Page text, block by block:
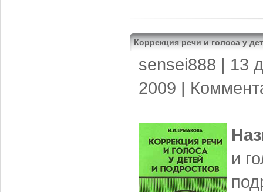
Коррекция речи и голоса у
sensei888 | 13
2009 |
и